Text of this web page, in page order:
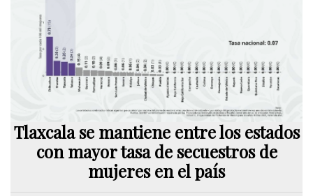
Tlaxcala se mantiene entre los estados
con mayor tasa de secuestros de
mujeres en el país